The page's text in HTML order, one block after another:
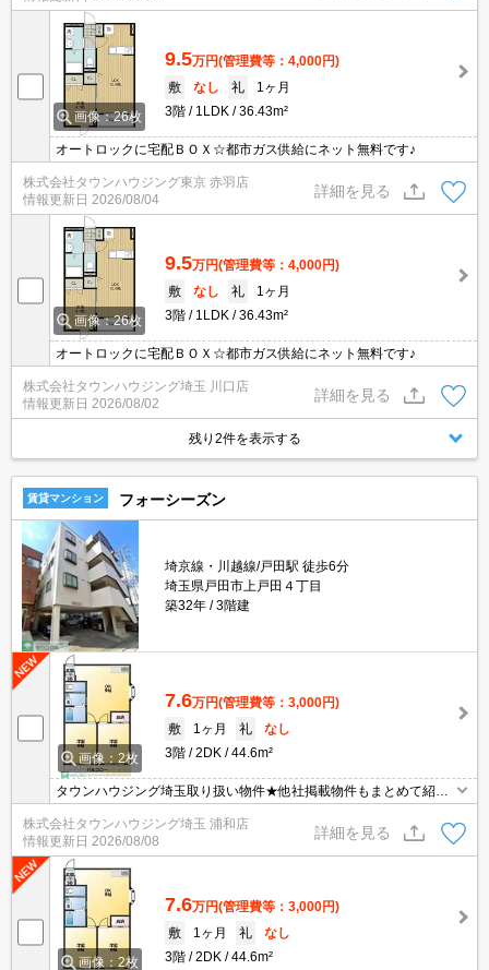
画像：26枚
9.5万円(管理費等：4,000円)
敷
なし 礼
1ヶ月
3階
1LDK 36.43m²
オートロックに宅配ＢＯＸ☆都市ガス供給にネット無料です♪
株式会社タウンハウジング東京 赤羽店
情報更新日 2026/08/04
詳細を見る
画像：26枚
9.5万円(管理費等：4,000円)
敷
なし 礼
1ヶ月
3階
1LDK 36.43m²
オートロックに宅配ＢＯＸ☆都市ガス供給にネット無料です♪
株式会社タウンハウジング埼玉 川口店
情報更新日 2026/08/02
詳細を見る
残り2件を表示する
賃貸マンション フォーシーズン
埼京線・川越線/戸田駅 徒歩6分
埼玉県戸田市上戸田４丁目
築32年
3階建
画像：2枚
7.6万円(管理費等：3,000円)
敷
1ヶ月 礼
なし
3階
2DK 44.6m²
タウンハウジング埼玉取り扱い物件★他社掲載物件もまとめて紹介
できます・オンラインでの面談＆見学も対応
株式会社タウンハウジング埼玉 浦和店
情報更新日 2026/08/08
詳細を見る
画像：2枚
7.6万円(管理費等：3,000円)
敷
1ヶ月 礼
なし
3階
2DK 44.6m²